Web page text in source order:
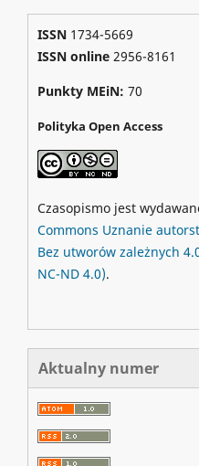
ISSN 1734-5669
ISSN online2956-8161
Punkty MEiN: 70
Polityka Open Access
Czasopismo jest
Commons Uznanie
Bez utworów zależnych
NC-ND 4.0).
Aktualny numer